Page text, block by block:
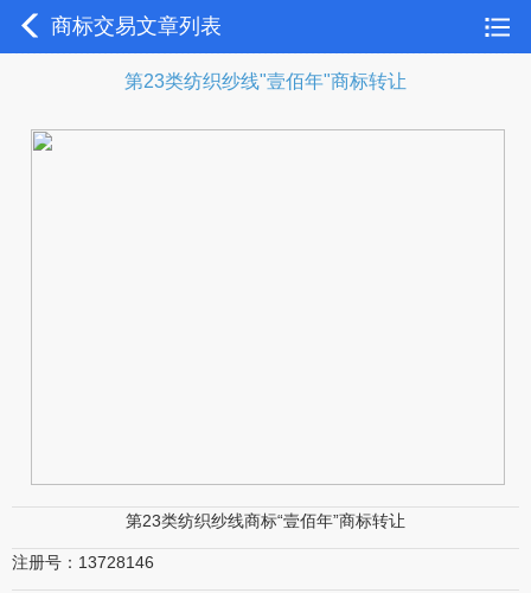
商标交易文章列表
第23类纺织纱线"壹佰年"商标转让
第23类纺织纱线商标“壹佰年”商标转让
注册号：13728146